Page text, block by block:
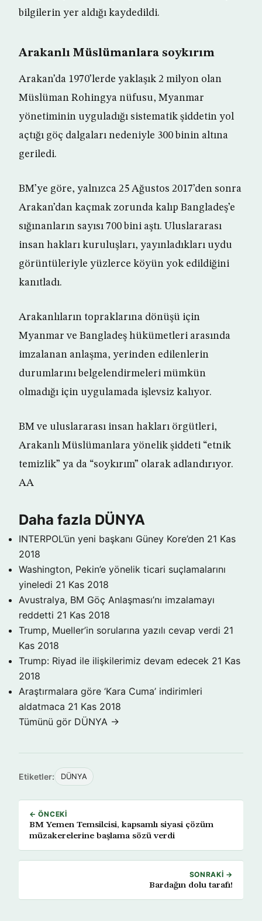
bilgilerin yer aldığı kaydedildi.
Arakanlı Müslümanlara soykırım
Arakan’da 1970’lerde yaklaşık 2 milyon olan
Müslüman Rohingya nüfusu, Myanmar
yönetiminin uyguladığı sistematik şiddetin yol
açtığı göç dalgaları nedeniyle 300 binin altına
geriledi.
BM’ye göre, yalnızca 25 Ağustos 2017’den sonra
Arakan’dan kaçmak zorunda kalıp Bangladeş’e
sığınanların sayısı 700 bini aştı. Uluslararası
insan hakları kuruluşları, yayınladıkları uydu
görüntüleriyle yüzlerce köyün yok edildiğini
kanıtladı.
Arakanlıların topraklarına dönüşü için
Myanmar ve Bangladeş hükümetleri arasında
imzalanan anlaşma, yerinden edilenlerin
durumlarını belgelendirmeleri mümkün
olmadığı için uygulamada işlevsiz kalıyor.
BM ve uluslararası insan hakları örgütleri,
Arakanlı Müslümanlara yönelik şiddeti “etnik
temizlik” ya da “soykırım” olarak adlandırıyor.
AA
Daha fazla DÜNYA
INTERPOL’ün yeni başkanı Güney Kore’den 21 Kas
2018
Washington, Pekin’e yönelik ticari suçlamalarını
yineledi 21 Kas 2018
Avustralya, BM Göç Anlaşması’nı imzalamayı
reddetti 21 Kas 2018
Trump, Mueller’in sorularına yazılı cevap verdi 21
Kas 2018
Trump: Riyad ile ilişkilerimiz devam edecek 21 Kas
2018
Araştırmalara göre ‘Kara Cuma’ indirimleri
aldatmaca 21 Kas 2018
Tümünü gör DÜNYA →
Etiketler: DÜNYA
← ÖNCEKI
BM Yemen Temsilcisi, kapsamlı siyasi çözüm
müzakerelerine başlama sözü verdi
SONRAKI →
Bardağın dolu tarafı!